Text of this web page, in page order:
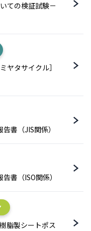
ての検証試験－
ヤタサイクル］
書（JIS関係）
書（ISO関係）
脂製シートポス